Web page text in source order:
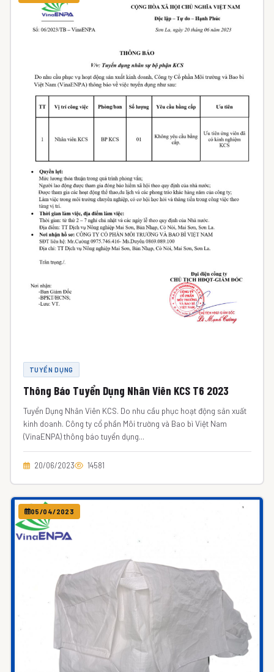
TUYỂN DỤNG
Thông Báo Tuyển Dụng Nhân Viên KCS T6 2023
Tuyển Dụng Nhân Viên KCS. Do nhu cầu phục hoạt động sản xuất
kinh doanh. Công ty cổ phần Môi trường và Bao bì Việt Nam
(VinaENPA) thông báo tuyển dụng...
20/06/2023 14581
05/04/2023